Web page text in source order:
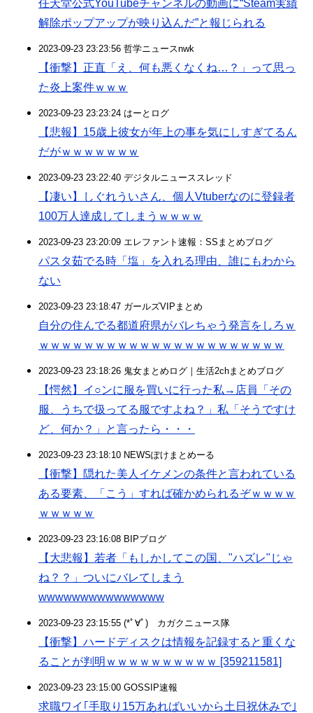
任天堂公式YouTubeチャンネルの動画に“Steam実績
解除ポップアップが映り込んだ”と報じられる
2023-09-23 23:23:56 哲学ニュースnwk
【衝撃】正直「え、何も悪くなくね…？」って思っ
た炎上案件ｗｗｗ
2023-09-23 23:23:24 はーとログ
【悲報】15歳上彼女が年上の事を気にしすぎてるん
だがｗｗｗｗｗｗｗ
2023-09-23 23:22:40 デジタルニューススレッド
【凄い】しぐれういさん、個人Vtuberなのに登録者
100万人達成してしまうｗｗｗｗ
2023-09-23 23:20:09 エレファント速報：SSまとめブログ
パスタ茹でる時「塩」を入れる理由、誰にもわから
ない
2023-09-23 23:18:47 ガールズVIPまとめ
自分の住んでる都道府県がバレちゃう発言をしろｗ
ｗｗｗｗｗｗｗｗｗｗｗｗｗｗｗｗｗｗｗｗｗｗ
2023-09-23 23:18:26 鬼女まとめログ｜生活2chまとめブログ
【愕然】イ○ンに服を買いに行った私→店員「その
服、うちで扱ってる服ですよね？」私「そうですけ
ど、何か？」と言ったら・・・
2023-09-23 23:18:10 NEWSぽけまとめーる
【衝撃】隠れた美人イケメンの条件と言われている
ある要素、「こう」すれば確かめられるぞｗｗｗｗ
ｗｗｗｗｗ
2023-09-23 23:16:08 BIPブログ
【大悲報】若者「もしかしてこの国、"ハズレ"じゃ
ね？？」ついにバレてしまう
wwwwwwwwwwwwwww
2023-09-23 23:15:55 (*ﾟ∀ﾟ)ゞカガクニュース隊
【衝撃】ハードディスクは情報を記録すると重くな
ることが判明ｗｗｗｗｗｗｗｗｗｗ [359211581]
2023-09-23 23:15:00 GOSSIP速報
求職ワイ｢手取り15万あればいいから土日祝休みで｣